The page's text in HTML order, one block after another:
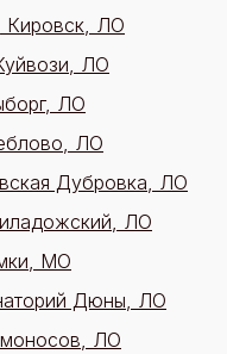
Кировск, ЛО
ЛО
ЛО
ЛО
Дубровка, ЛО
ЛО
МО
Дюны, ЛО
ЛО